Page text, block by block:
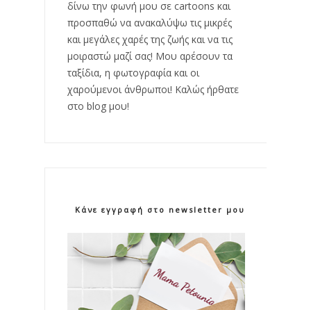
δίνω την φωνή μου σε cartoons και
προσπαθώ να ανακαλύψω τις μικρές
και μεγάλες χαρές της ζωής και να τις
μοιραστώ μαζί σας! Μου αρέσουν τα
ταξίδια, η φωτογραφία και οι
χαρούμενοι άνθρωποι! Καλώς ήρθατε
στο blog μου!
Κάνε εγγραφή στο newsletter μου!